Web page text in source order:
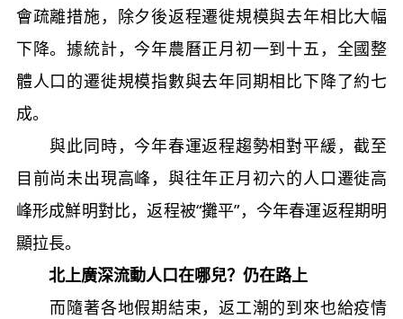
會疏離措施，除夕後返程遷徙規模與去年相比大幅
下降。據統計，今年農曆正月初一到十五，全國整
體人口的遷徙規模指數與去年同期相比下降了約七
成。
與此同時，今年春運返程趨勢相對平緩，截至
目前尚未出現高峰，與往年正月初六的人口遷徙高
峰形成鮮明對比，返程被“攤平”，今年春運返程期明
顯拉長。
北上廣深流動人口在哪兒？仍在路上
而隨著各地假期結束，返工潮的到來也給疫情